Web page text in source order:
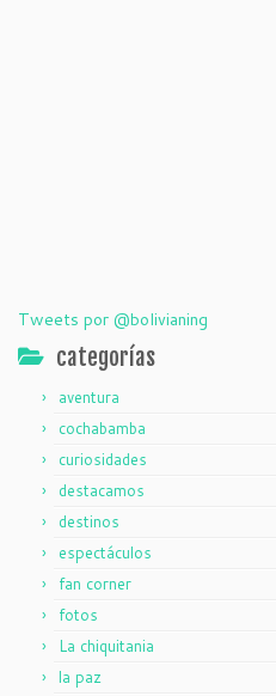
Tweets por @bolivianing
categorías
aventura
cochabamba
curiosidades
destacamos
destinos
espectáculos
fan corner
fotos
La chiquitania
la paz